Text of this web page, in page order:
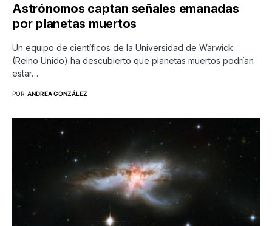
Astrónomos captan señales emanadas
por planetas muertos
Un equipo de científicos de la Universidad de Warwick
(Reino Unido) ha descubierto que planetas muertos podrían
estar…
POR ANDREA GONZÁLEZ